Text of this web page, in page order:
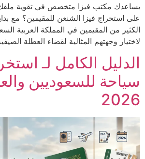
يساعدك مكتب فيزا متخصص في تقوية ملفك.
على استخراج فيزا الشنغن للمقيمين؟ مع
الكثير من المقيمين في المملكة العربية
لاختيار وجهتهم المثالية لقضاء العطلة
الدليل الكامل لـ
سياحة للسعوديين
2026